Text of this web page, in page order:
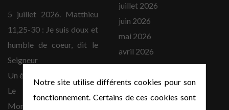
5 juillet 2026. Matthieu
11,25-30 : Je suis doux et
humble de coeur, dit le
Seigneur
Un été avec la paroisse de
Le Havre Etretat
Montivilliers
juillet 2026
juin 2026
mai 2026
avril 2026
mars 2026
février 2026
décembre 2025
Notre site utilise différents cookies pour son
fonctionnement. Certains de ces cookies sont